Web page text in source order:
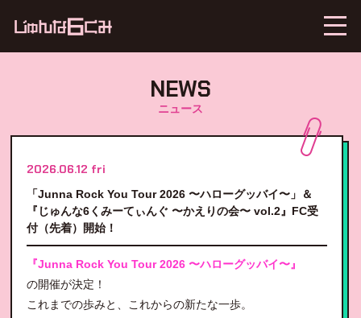
NEWS
ニュース
2026.06.12 fri
「Junna Rock You Tour 2026 〜ハローグッバイ〜」＆
『じゅんな6くみーてぃんぐ 〜かえりの会〜 vol.2』FC受
付（先着）開始！
『Junna Rock You Tour 2026 〜ハローグッバイ〜』
の開催が決定！
これまでの歩みと、これからの新たな一歩。